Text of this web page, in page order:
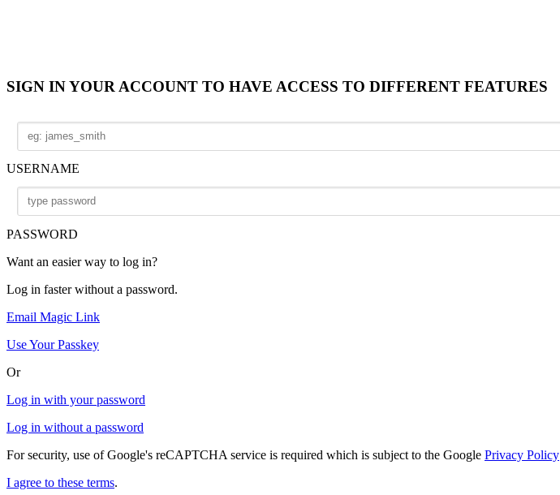
SIGN IN YOUR ACCOUNT TO HAVE ACCESS TO DIFFERENT FEATURES
USERNAME
PASSWORD
Want an easier way to log in?
Log in faster without a password.
Email Magic Link
Use Your Passkey
Or
Log in with your password
Log in without a password
For security, use of Google's reCAPTCHA service is required which is subject to the Google Privacy Policy
I agree to these terms.